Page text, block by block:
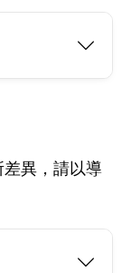
異，請以導